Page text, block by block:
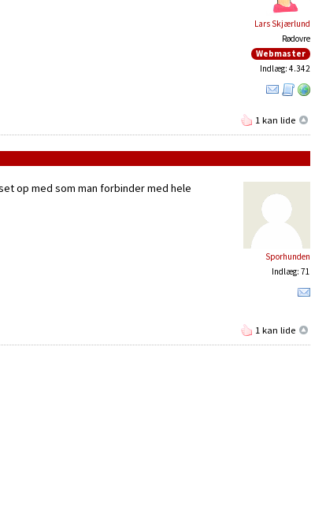
Lars Skjærlund
Rødovre
Webmaster
Indlæg: 4.342
1 kan lide
Sporhunden
Indlæg: 71
op med som man forbinder med hele
1 kan lide